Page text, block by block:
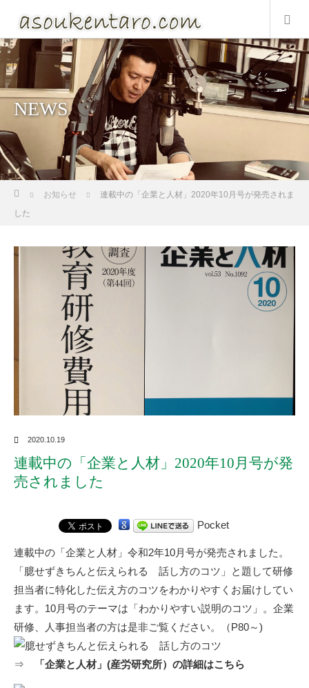
NEWS
お知らせ
連載中の「企業と人材」2020年10月号が発売されま
した
2020.10.19
連載中の「企業と人材」2020年10月号が発
売されました
Pocket
連載中の「企業と人材」令和2年10月号が発売されました。
「臆せずきちんと伝えられる 話し方のコツ」と題して研修
担当者に特化した伝え方のコツをわかりやすくお届けしてい
ます。10月号のテーマは「わかりやすい説明のコツ」。企業
研修、人事担当者の方は是非ご覧ください。（P80～)
⇒ 「企業と人材」(産労研究所）の詳細はこちら